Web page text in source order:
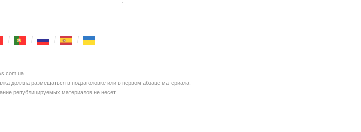
должна размещаться в подзаголовке или в первом абзаце материала.
републицируемых материалов не несет.